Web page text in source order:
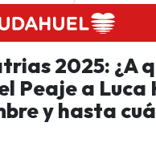
2025: ¿A
Peaje a Luca
y hasta